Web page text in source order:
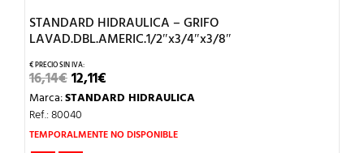
STANDARD HIDRAULICA – GRIFO
LAVAD.DBL.AMERIC.1/2″x3/4″x3/8″
16,14€EL
PRECIO
ORIGINAL
ERA:
16,14€.
12,11€PRECIO
ACTUAL
12,11€.
Marca:STANDARD HIDRAULICA
Ref.: 80040
TEMPORALMENTE NO DISPONIBLE